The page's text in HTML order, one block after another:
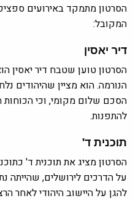
הסרטון מתמקד באירועים
המקובל:
דיר יאסין
הסרטון טוען שטבח דיר יאסין
הנורמה. הוא מציין שהיהודים
הסכם שלום מקומי, וכי הכוחות
להתפנות.
תוכנית ד'
הסרטון מציג את תוכנית ד'
על הדרכים לירושלים, שהייתה
להגן על היישוב היהודי לאחר